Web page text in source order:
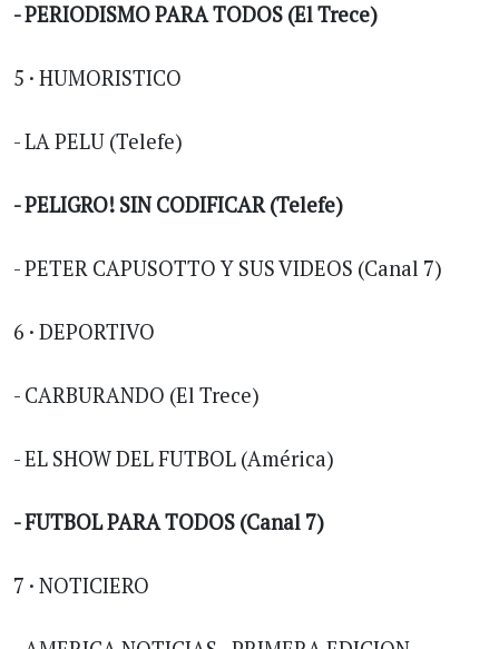
- PERIODISMO PARA TODOS (El Trece)
5 · HUMORISTICO
- LA PELU (Telefe)
- PELIGRO! SIN CODIFICAR (Telefe)
- PETER CAPUSOTTO Y SUS VIDEOS (Canal 7)
6 · DEPORTIVO
- CARBURANDO (El Trece)
- EL SHOW DEL FUTBOL (América)
- FUTBOL PARA TODOS (Canal 7)
7 · NOTICIERO